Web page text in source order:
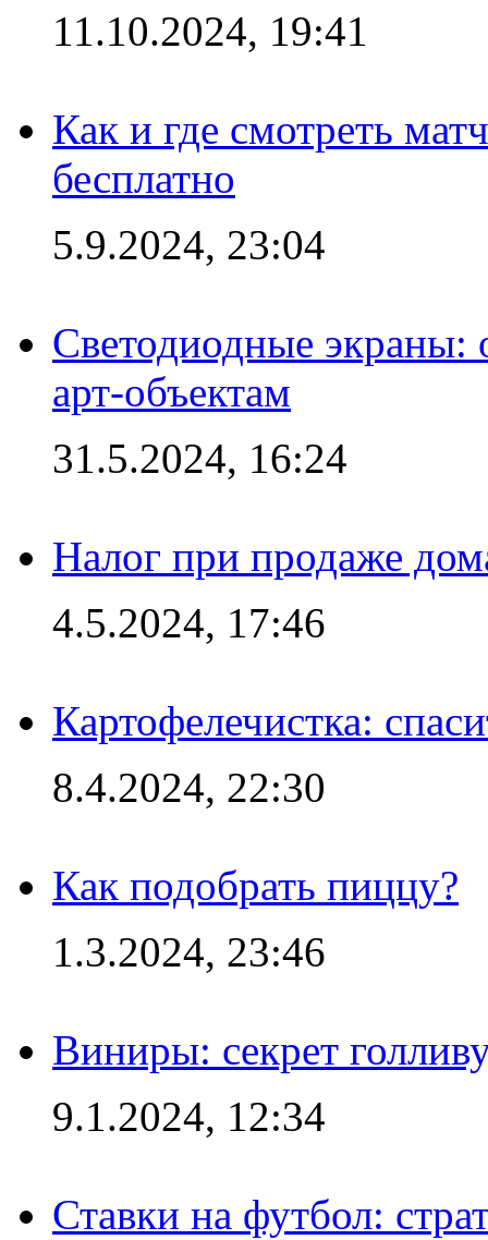
11.10.2024, 19:41
Как и где смотреть
бесплатно
5.9.2024, 23:04
Светодиодные
арт-объектам
31.5.2024, 16:24
Налог при продаже
4.5.2024, 17:46
Картофелечистка:
8.4.2024, 22:30
Как подобрать пиццу?
1.3.2024, 23:46
Виниры: секрет
9.1.2024, 12:34
Ставки на футбол: